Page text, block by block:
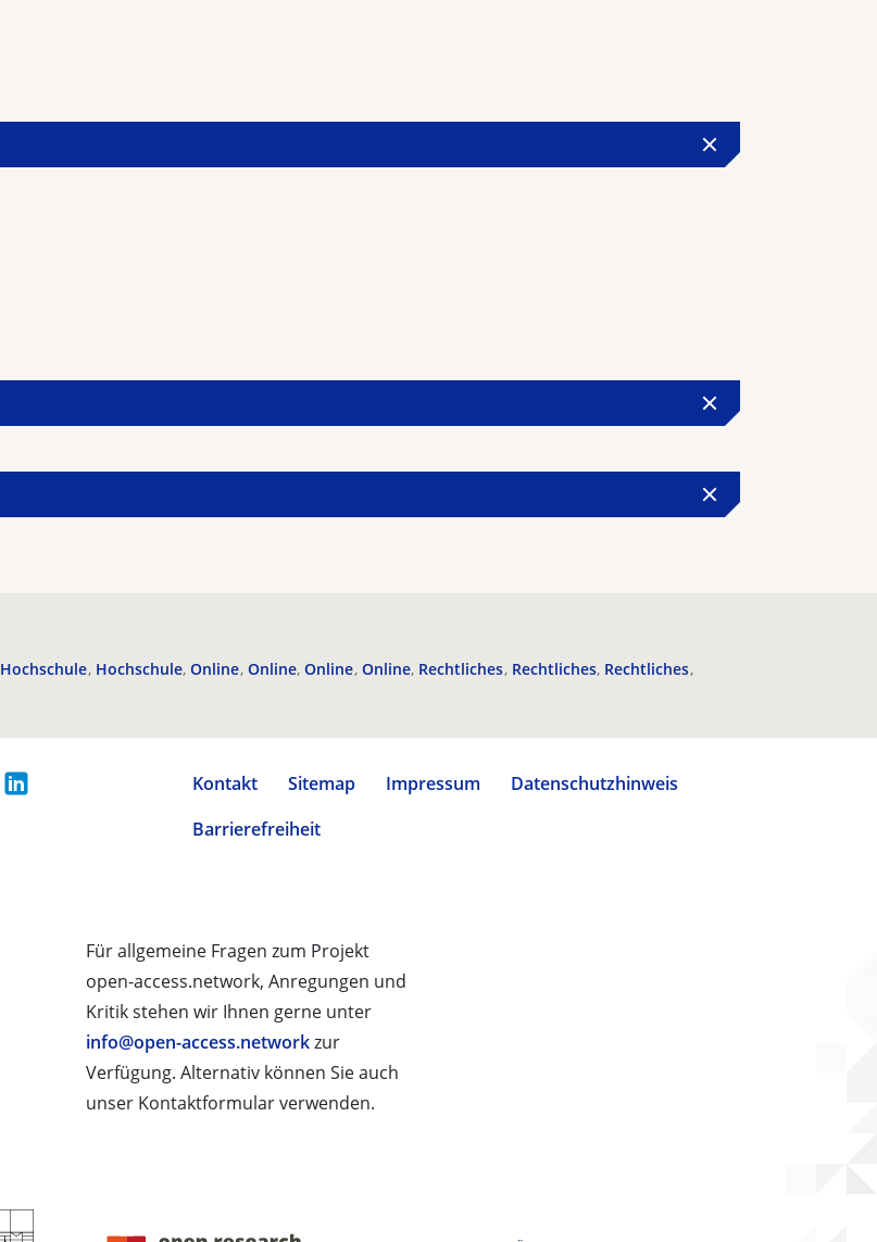
Hochschule Hochschule Online Online Online Online Rechtliches Rechtliches Rechtliches
Kontakt Sitemap Impressum
Datenschutzhinweis
Barrierefreiheit
Für allgemeine Fragen zum Projekt
open-access.network, Anregungen und
Kritik stehen wir Ihnen gerne unter
info@open-access.networkzur
Verfügung. Alternativ können Sie auch
unser Kontaktformular verwenden.